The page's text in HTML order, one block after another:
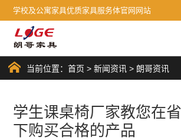
学校及公寓家具优质家具服务体官网网站
当前位置：首页 >新闻资讯 > 朗哥资讯
学生课桌椅厂家教您在
下购买合格的产品